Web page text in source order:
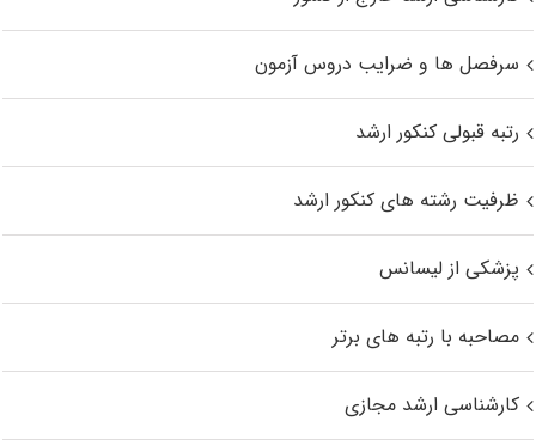
سرفصل ها و ضرایب دروس آزمون
رتبه قبولی کنکور ارشد
ظرفیت رشته های کنکور ارشد
پزشکی از لیسانس
مصاحبه با رتبه های برتر
کارشناسی ارشد مجازی